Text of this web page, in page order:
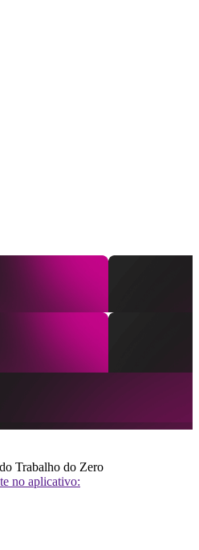
Trabalho do Zero
no aplicativo: